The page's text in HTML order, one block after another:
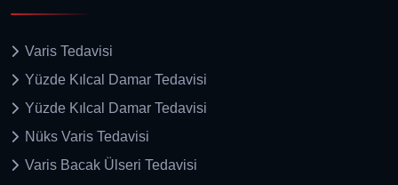
Varis Tedavisi
Yüzde Kılcal Damar Tedavisi
Yüzde Kılcal Damar Tedavisi
Nüks Varis Tedavisi
Varis Bacak Ülseri Tedavisi